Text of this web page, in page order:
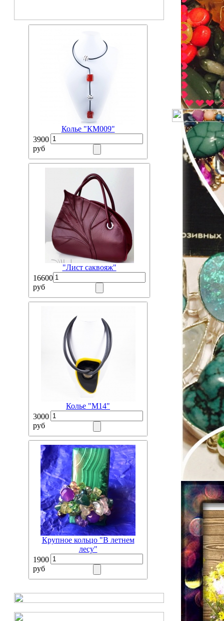
Колье "КМ009"
3900
руб
"Лист саквояж"
16600
руб
Колье "М14"
3000
руб
Крупное кольцо "В летнем
лесу"
1900
руб